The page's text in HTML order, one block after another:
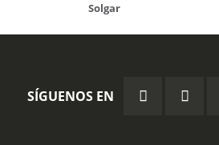
Solgar
SÍGUENOS EN